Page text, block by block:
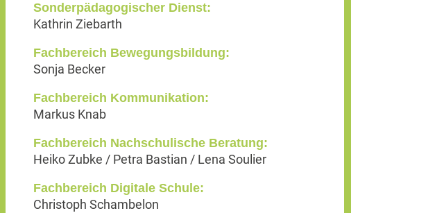
Sonderpädagogischer Dienst:
Kathrin Ziebarth
Fachbereich Bewegungsbildung:
Sonja Becker
Fachbereich Kommunikation:
Markus Knab
Fachbereich Nachschulische Beratung:
Heiko Zubke / Petra Bastian / Lena Soulier
Fachbereich Digitale Schule:
Christoph Schambelon